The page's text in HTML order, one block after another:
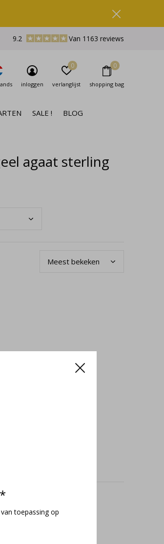
toepassing op
SALE ! BLOG
inloggen verlanglijst
0
shopping bag
0
9.2 Van 1163 reviews
agaat sterling